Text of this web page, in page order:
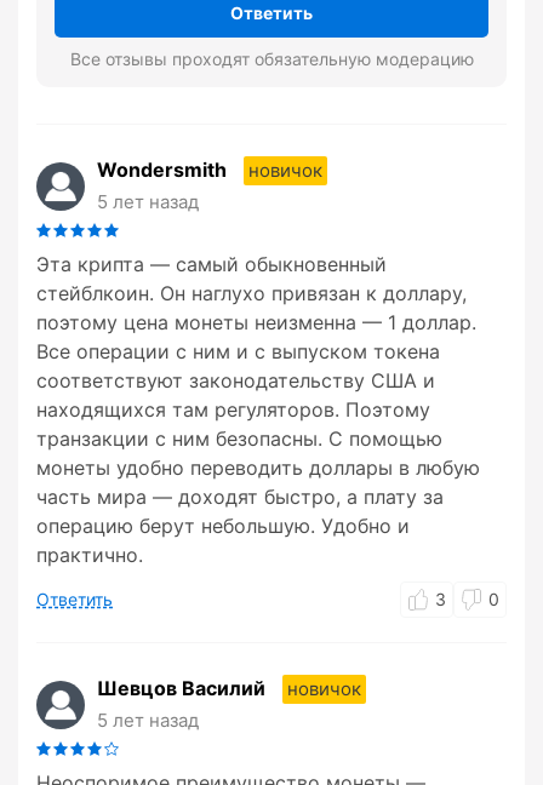
Ответить
Все отзывы проходят обязательную модерацию
Wondersmith
новичок
5 лет назад
Эта крипта — самый обыкновенный
стейблкоин. Он наглухо привязан к доллару,
поэтому цена монеты неизменна — 1 доллар.
Все операции с ним и с выпуском токена
соответствуют законодательству США и
находящихся там регуляторов. Поэтому
транзакции с ним безопасны. С помощью
монеты удобно переводить доллары в любую
часть мира — доходят быстро, а плату за
операцию берут небольшую. Удобно и
практично.
Ответить 3 0
Шевцов Василий
новичок
5 лет назад